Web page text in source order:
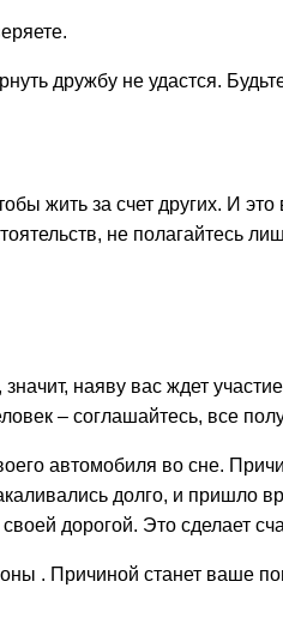
дружбу не удастся.
жить за счет других. И
не полагайтесь
наяву вас ждет
– соглашайтесь, все
автомобиля во сне.
долго, и пришло
дорогой. Это сделает
. Причиной станет ваше